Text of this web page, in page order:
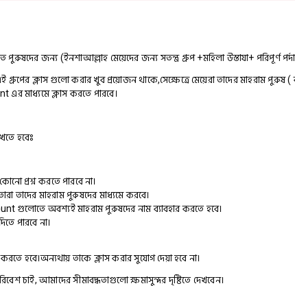
জন্য (ইনশাআল্লাহ মেয়েদের জন্য সতন্ত্র গ্রুপ +মহিলা উস্তাযা+ পরিপূর্ণ পর্দা
গ্রুপের ক্লাস গুলো করার খুব প্রয়োজন থাকে,সেক্ষেত্রে মেয়েরা তাদের মাহরাম
মাধ্যমে ক্লাস করতে পারবে।
হবেঃ
প্রশ্ন করতে পারবে না।
তাদের মাহরাম পুরুষদের মাধ্যমে করবে।
অবশ্যই মাহরাম পুরুষদের নাম ব্যাবহার করতে হবে।
পারবে না।
হবে।অন্যথায় তাকে ক্লাস করার সুযোগ দেয়া হবে না।
চাই, আমাদের সীমাবদ্ধতাগুলো ক্ষমাসুন্দর দৃষ্টিতে দেখবেন।